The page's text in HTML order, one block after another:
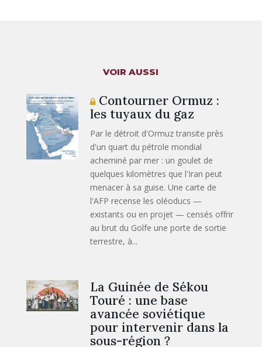
VOIR AUSSI
Contourner Ormuz :
les tuyaux du gaz
Par le détroit d'Ormuz transite près
d'un quart du pétrole mondial
acheminé par mer : un goulet de
quelques kilomètres que l'Iran peut
menacer à sa guise. Une carte de
l'AFP recense les oléoducs —
existants ou en projet — censés offrir
au brut du Golfe une porte de sortie
terrestre, à...
La Guinée de Sékou
Touré : une base
avancée soviétique
pour intervenir dans la
sous-région ?